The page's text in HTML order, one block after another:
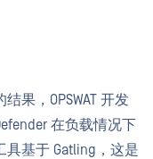
果，OPSWAT 开发
在负载情况下
基于 Gatling，这是